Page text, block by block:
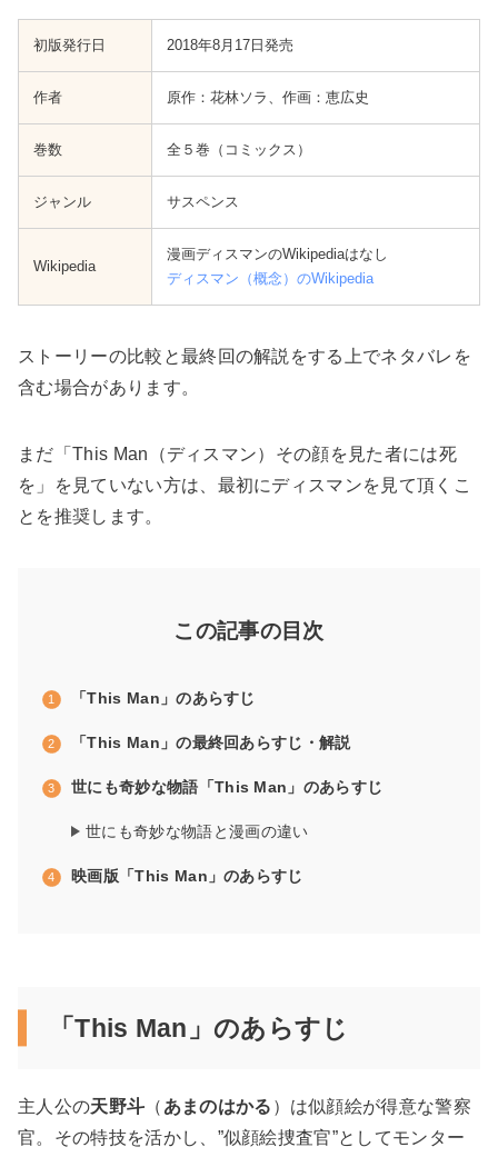
初版発行日 ‎‎‎‎2018年8月17日発売
作者 原作：花林ソラ、作画：恵広史
巻数 全５巻（コミックス）
ジャンル サスペンス
Wikipedia
漫画ディスマンのWikipediaはなし
ディスマン（概念）のWikipedia
ストーリーの比較と最終回の解説をする上でネタバレを
含む場合があります。
まだ「This Man（ディスマン）その顔を見た者には死
を」を見ていない方は、最初にディスマンを見て頂くこ
とを推奨します。
この記事の目次
「This Man」のあらすじ
「This Man」の最終回あらすじ・解説
世にも奇妙な物語「This Man」のあらすじ
世にも奇妙な物語と漫画の違い
映画版「This Man」のあらすじ
「This Man」のあらすじ
主人公の天野斗 （ あまのはかる ）は似顔絵が得意な警察
官。その特技を活かし、”似顔絵捜査官”としてモンター